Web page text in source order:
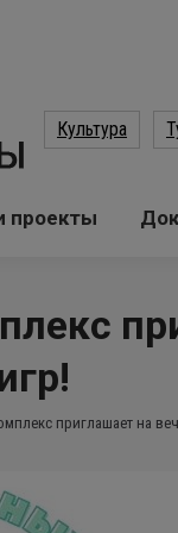
Культура
проекты
приглашает на